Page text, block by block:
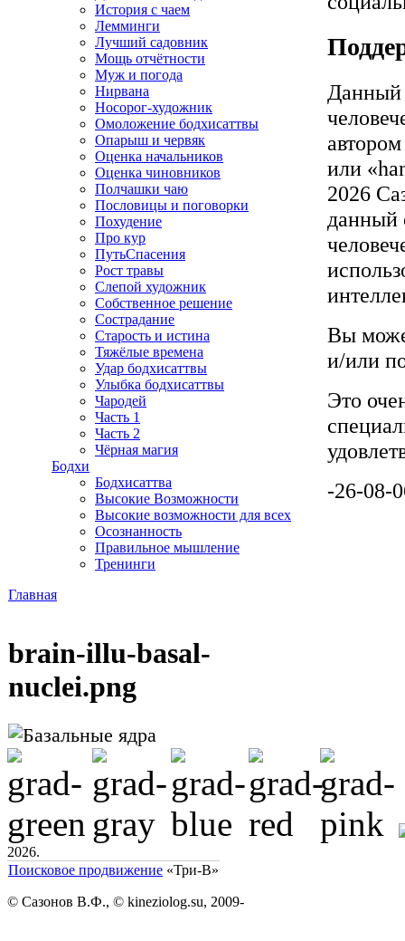
История с чаем
Лемминги
Лучший садовник
Мощь отчётности
Муж и погода
Нирвана
Носорог-художник
Омоложение бодхисаттвы
Опарыш и червяк
Оценка начальников
Оценка чиновников
Полчашки чаю
Пословицы и поговорки
Похудение
Про кур
ПутьСпасения
Рост травы
Слепой художник
Собственное решение
Сострадание
Старость и истина
Тяжёлые времена
Удар бодхисаттвы
Улыбка бодхисаттвы
Чародей
Часть 1
Часть 2
Чёрная магия
Бодхи
Бодхисаттва
Высокие Возможности
Высокие возможности для всех
Осознанность
Правильное мышление
Тренинги
Главная
brain-illu-basal-
nuclei.png
Данный
или
2026
данный
Вы
и/или
Это
-26-08-
2026.
Поисковое продвижение «Три-В»
© Сазонов В.Ф., © kineziolog.su, 2009-